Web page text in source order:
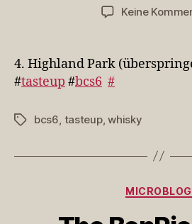
Keine
4. Highland Park
#tasteup #bcs6 #
Schlagwörter
bcs6 tasteup,whisky
MICROBLOG